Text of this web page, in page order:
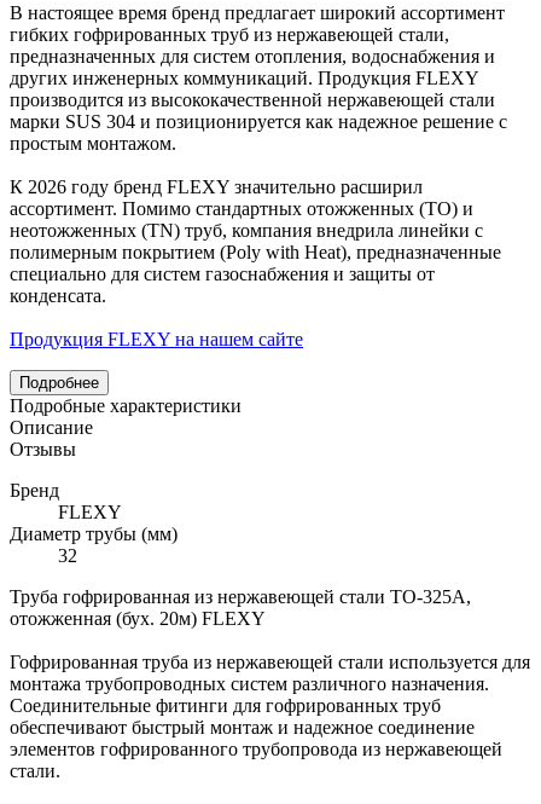
В настоящее время бренд предлагает широкий ассортимент
гибких гофрированных труб из нержавеющей стали,
предназначенных для систем отопления, водоснабжения и
других инженерных коммуникаций. Продукция FLEXY
производится из высококачественной нержавеющей стали
марки SUS 304 и позиционируется как надежное решение с
простым монтажом.
К 2026 году бренд FLEXY значительно расширил
ассортимент. Помимо стандартных отожженных (ТО) и
неотожженных (ТN) труб, компания внедрила линейки с
полимерным покрытием (Poly with Heat), предназначенные
специально для систем газоснабжения и защиты от
конденсата.
Продукция FLEXY на нашем сайте
Подробнее
Подробные характеристики
Описание
Отзывы
Бренд
FLEXY
Диаметр трубы (мм)
32
Труба гофрированная из нержавеющей стали ТО-325А,
отожженная (бух. 20м) FLEXY
Гофрированная труба из нержавеющей стали используется для
монтажа трубопроводных систем различного назначения.
Соединительные фитинги для гофрированных труб
обеспечивают быстрый монтаж и надежное соединение
элементов гофрированного трубопровода из нержавеющей
стали.